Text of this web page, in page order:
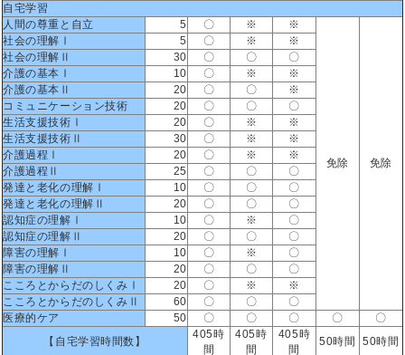
自宅学習
人間の尊重と自立
5 〇 ※ ※
免除 免除
社会の理解Ⅰ 5 〇 ※
※
社会の理解Ⅱ
30 〇 〇
〇
介護の基本Ⅰ
10 〇 ※
※
介護の基本Ⅱ
20 〇 〇
※
コミュニケーション技術
20 〇 〇
〇
生活支援技術Ⅰ
20 〇 ※
※
生活支援技術Ⅱ
30 〇 ※
※
介護過程Ⅰ
20 〇 ※
※
介護過程Ⅱ
25 〇 〇
〇
発達と老化の理解Ⅰ
10 〇 〇
〇
発達と老化の理解Ⅱ
20 〇 〇
〇
認知症の理解Ⅰ
10 〇 ※
〇
認知症の理解Ⅱ
20 〇 〇
〇
障害の理解Ⅰ
10 〇 ※
〇
障害の理解Ⅱ
20 〇 〇
〇
こころとからだのしくみⅠ
20 〇 ※
※
こころとからだのしくみⅡ
60 〇 〇
〇
医療的ケア
50 〇 〇 〇 〇
〇
【自宅学習時間数】
405時
間
405時
間
405時
間
50時間 50時間